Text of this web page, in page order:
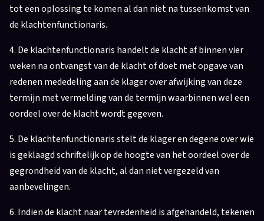
tot een oplossing te komen al dan niet na tussenkomst van
de klachtenfunctionaris.
4. De klachtenfunctionaris handelt de klacht af binnen vier
weken na ontvangst van de klacht of doet met opgave van
redenen mededeling aan de klager over afwijking van deze
termijn met vermelding van de termijn waarbinnen wel een
oordeel over de klacht wordt gegeven.
5. De klachtenfunctionaris stelt de klager en degene over wie
is geklaagd schriftelijk op de hoogte van het oordeel over de
gegrondheid van de klacht, al dan niet vergezeld van
aanbevelingen.
6. Indien de klacht naar tevredenheid is afgehandeld, tekenen